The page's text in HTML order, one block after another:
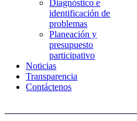
Diagnóstico e
identificación de
problemas
Planeación y
presupuesto
participativo
Noticias
Transparencia
Contáctenos